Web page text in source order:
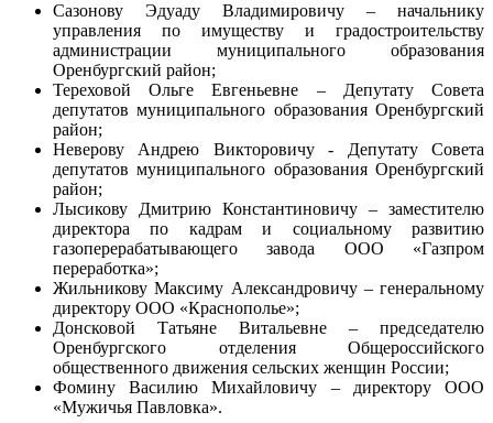
Сазонову Эдуаду Владимировичу – начальнику
управления по имуществу и градостроительству
администрации муниципального образования
Оренбургский район;
Тереховой Ольге Евгеньевне – Депутату Совета
депутатов муниципального образования Оренбургский
район;
Неверову Андрею Викторовичу - Депутату Совета
депутатов муниципального образования Оренбургский
район;
Лысикову Дмитрию Константиновичу – заместителю
директора по кадрам и социальному развитию
газоперерабатывающего завода ООО «Газпром
переработка»;
Жильникову Максиму Александровичу – генеральному
директору ООО «Краснополье»;
Донсковой Татьяне Витальевне – председателю
Оренбургского отделения Общероссийского
общественного движения сельских женщин России;
Фомину Василию Михайловичу – директору ООО
«Мужичья Павловка».